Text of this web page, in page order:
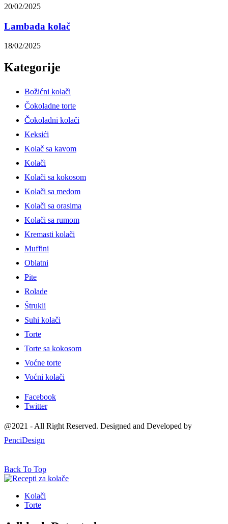
20/02/2025
Lambada kolač
18/02/2025
Kategorije
Božićni kolači
Čokoladne torte
Čokoladni kolači
Keksići
Kolač sa kavom
Kolači
Kolači sa kokosom
Kolači sa medom
Kolači sa orasima
Kolači sa rumom
Kremasti kolači
Muffini
Oblatni
Pite
Rolade
Štrukli
Suhi kolači
Torte
Torte sa kokosom
Voćne torte
Voćni kolači
Facebook
Twitter
@2021 - All Right Reserved. Designed and Developed by
PenciDesign
Back To Top
Kolači
Torte